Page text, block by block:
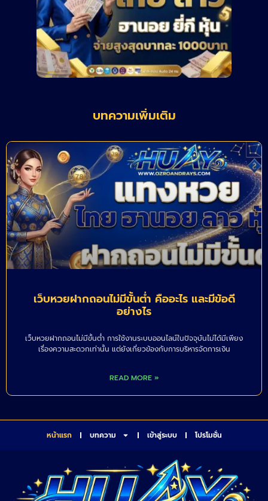
บทความเพิ่มเติม
เว็บหวยฝากถอนไม่มีขั้นต่ำ คืออะไร และมีข้อดี
อย่างไร
เว็บหวยฝากถอนไม่มีขั้นต่ำ การใช้งานระบบออนไลน์ในปัจจุบันไม่ได้มีเพียง
เรื่องความสะดวกเท่านั้น แต่ยังเกี่ยวข้องกับการบริหารจัดการเงิน
READ MORE »
หน้าแรก บทความ เข้าสู่ระบบ โปรโมชั่น